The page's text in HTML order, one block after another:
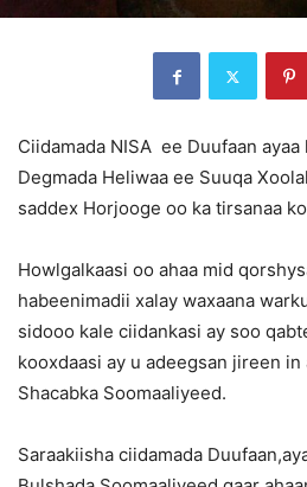
Ciidamada NISA ee Duufaan
Degmada Heliwaa ee Suuqa
saddex Horjooge oo ka tirsanaa
Howlgalkaasi oo ahaa mid
habeenimadii xalay waxaana
sidooo kale ciidankasi ay soo
kooxdaasi ay u adeegsan jireen in
Shacabka Soomaaliyeed.
Saraakiisha ciidamada